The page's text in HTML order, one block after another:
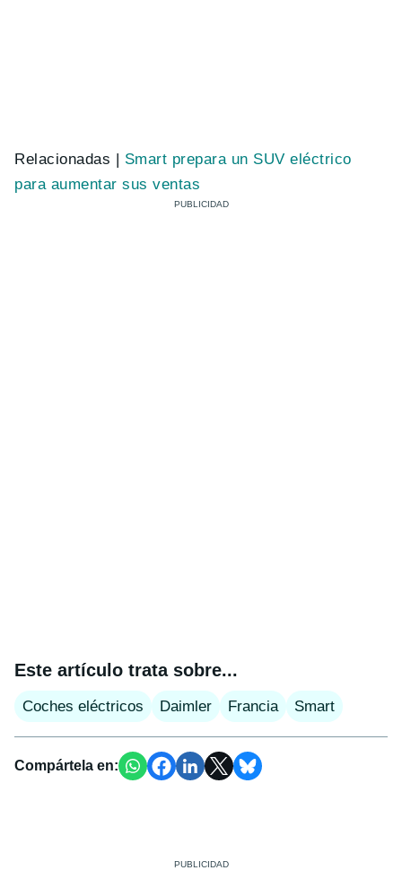
Relacionadas | Smart prepara un SUV eléctrico
para aumentar sus ventas
Este artículo trata sobre...
Coches eléctricos Daimler Francia Smart
Compártela en: